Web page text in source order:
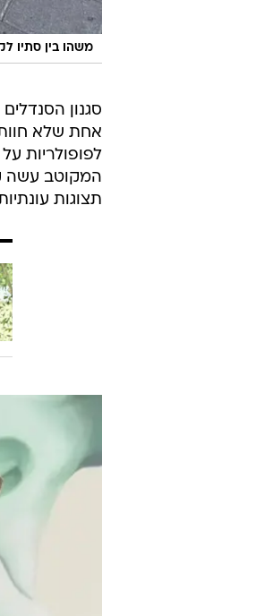
משהו בין סתיו
סגנון
אחת שלא
לפופולריות
המקוטב עשה
תצוגות